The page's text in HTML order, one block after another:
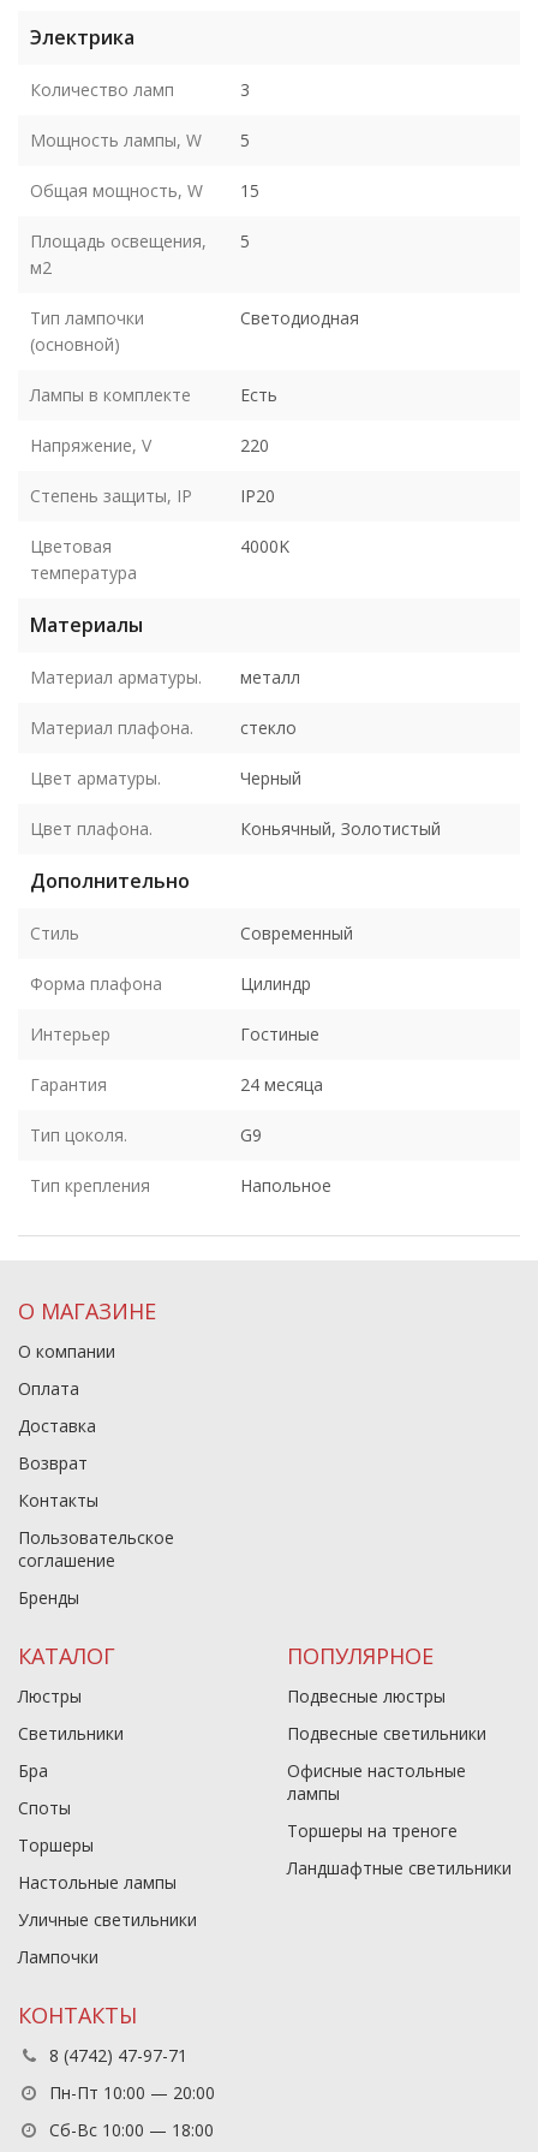
Электрика
Количество ламп 3
Мощность лампы, W 5
Общая мощность, W 15
Площадь освещения,
м2
5
Тип лампочки
(основной)
Светодиодная
Лампы в комплекте Есть
Напряжение, V 220
Степень защиты, IP IP20
Цветовая
температура
4000K
Материалы
Материал арматуры. металл
Материал плафона. стекло
Цвет арматуры. Черный
Цвет плафона. Коньячный, Золотистый
Дополнительно
Стиль Современный
Форма плафона Цилиндр
Интерьер Гостиные
Гарантия 24 месяца
Тип цоколя. G9
Тип крепления Напольное
О МАГАЗИНЕ
О компании
Оплата
Доставка
Возврат
Контакты
Пользовательское
соглашение
Бренды
КАТАЛОГ
Люстры
Светильники
Бра
Споты
Торшеры
Настольные лампы
Уличные светильники
Лампочки
ПОПУЛЯРНОЕ
Подвесные люстры
Подвесные светильники
Офисные настольные
лампы
Торшеры на треноге
Ландшафтные светильники
КОНТАКТЫ
8 (4742) 47-97-71
Пн-Пт 10:00 — 20:00
Сб-Вс 10:00 — 18:00